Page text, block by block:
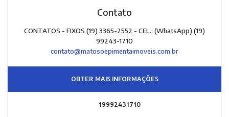
Contato
CONTATOS - FIXOS (19) 3365-2552 - CEL.: (WhatsApp) (19)
99243-1710
contato@matosoepimentaimoveis.com.br
OBTER MAIS INFORMAÇÕES
19992431710